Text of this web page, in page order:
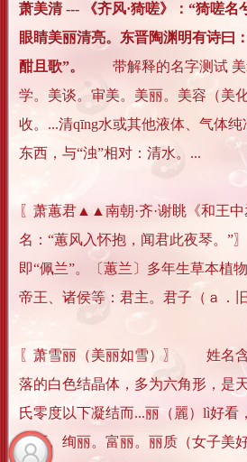
萧美清 --- 《齐风·猗嗟》：“猗嗟名
眼睛美丽清亮。东晋陶渊明有诗曰
酣且歌”。
带解释的名字测试 美
学。美谈。审美。美丽。美容（美
收。...清qīng水或其他液体、气体
东西，与“浊”相对：清水。...
〖萧蕙君▲▲南朝·齐·谢眺《和王
名：“蕙风入怀抱，闻君此夜琴。
即“佩兰”。〔蕙兰〕多年生草本植
帝王、诸侯等：君主。君子（ａ．
〖萧雪丽（美丽如雪）〗 姓名含
落的白色结晶体，多为六角形，是
氏零度以下凝结而...丽（麗）lì好看
明丽。绚丽。富丽。丽质（女子美